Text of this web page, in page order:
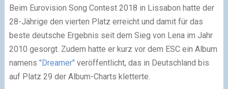
Beim Eurovision Song Contest 2018 in Lissabon hatte der
28-Jährige den vierten Platz erreicht und damit für das
beste deutsche Ergebnis seit dem Sieg von Lena im Jahr
2010 gesorgt. Zudem hatte er kurz vor dem ESC ein Album
namens "Dreamer" veröffentlicht, das in Deutschland bis
auf Platz 29 der Album-Charts kletterte.